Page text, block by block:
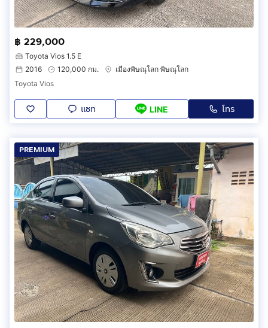
฿ 229,000
Toyota Vios 1.5 E
2016
120,000 กม.
เมืองพิษณุโลก พิษณุโลก
Toyota Vios
แชท LINE โทร
PREMIUM